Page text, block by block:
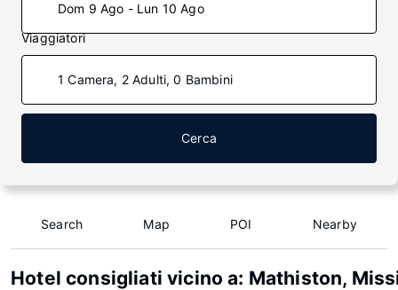
Dom 9 Ago - Lun 10 Ago
Viaggiatori
1 Camera, 2 Adulti, 0 Bambini
Cerca
Search Map POI Nearby
Hotel consigliati vicino a: Mathiston,